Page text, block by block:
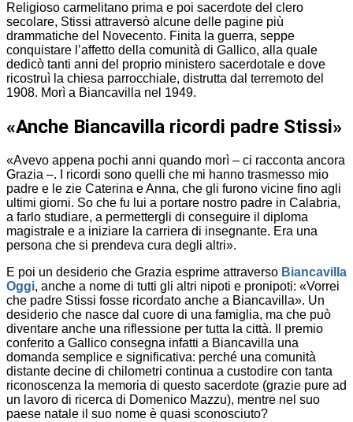
Religioso carmelitano prima e poi sacerdote del clero
secolare, Stissi attraversò alcune delle pagine più
drammatiche del Novecento. Finita la guerra, seppe
conquistare l’affetto della comunità di Gallico, alla quale
dedicò tanti anni del proprio ministero sacerdotale e dove
ricostruì la chiesa parrocchiale, distrutta dal terremoto del
1908. Morì a Biancavilla nel 1949.
«Anche Biancavilla ricordi padre Stissi»
«Avevo appena pochi anni quando morì – ci racconta ancora
Grazia –. I ricordi sono quelli che mi hanno trasmesso mio
padre e le zie Caterina e Anna, che gli furono vicine fino agli
ultimi giorni. So che fu lui a portare nostro padre in Calabria,
a farlo studiare, a permettergli di conseguire il diploma
magistrale e a iniziare la carriera di insegnante. Era una
persona che si prendeva cura degli altri».
E poi un desiderio che Grazia esprime attraverso Biancavilla
Oggi, anche a nome di tutti gli altri nipoti e pronipoti: «Vorrei
che padre Stissi fosse ricordato anche a Biancavilla». Un
desiderio che nasce dal cuore di una famiglia, ma che può
diventare anche una riflessione per tutta la città. Il premio
conferito a Gallico consegna infatti a Biancavilla una
domanda semplice e significativa: perché una comunità
distante decine di chilometri continua a custodire con tanta
riconoscenza la memoria di questo sacerdote (grazie pure ad
un lavoro di ricerca di Domenico Mazzu), mentre nel suo
paese natale il suo nome è quasi sconosciuto?